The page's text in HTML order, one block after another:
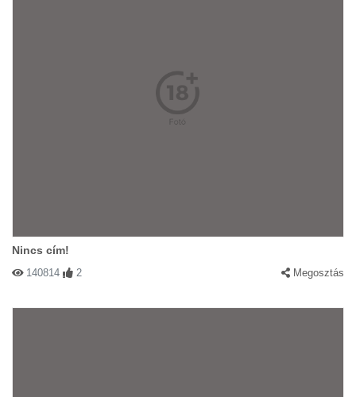
Nincs cím!
140814 2 Megosztás